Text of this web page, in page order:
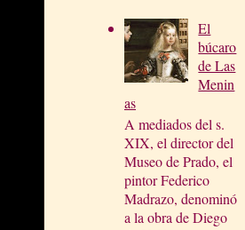
El
búcaro
de Las
Menin
as
A mediados del s.
XIX, el director del
Museo de Prado, el
pintor Federico
Madrazo, denominó
a la obra de Diego